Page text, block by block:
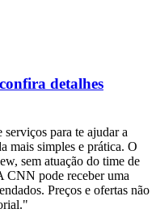
detalhes
para te ajudar a
mais simples e prática. O
sem atuação do time de
CNN pode receber uma
Preços e ofertas não